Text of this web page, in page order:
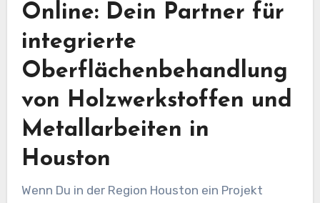
Online: Dein Partner für
integrierte
Oberflächenbehandlung
von Holzwerkstoffen und
Metallarbeiten in
Houston
Wenn Du in der Region Houston ein Projekt